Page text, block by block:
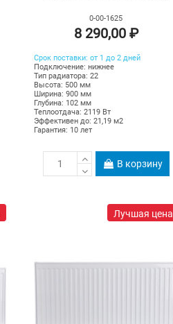
0-00-1625
8 290,00 ₽
Срок поставки: от 1 до 2 дней
Подключение: нижнее
Тип радиатора: 22
Высота: 500 мм
Ширина: 900 мм
Глубина: 102 мм
Теплоотдача: 2119 Вт
Эффективен до: 21,19 м2
Гарантия: 10 лет
В корзину
Лучшая цена